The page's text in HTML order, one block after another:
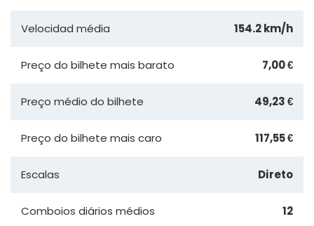
Velocidad média 154.2 km/h
Preço do bilhete mais barato 7,00 €
Preço médio do bilhete 49,23 €
Preço do bilhete mais caro 117,55 €
Escalas Direto
Comboios diários médios 12